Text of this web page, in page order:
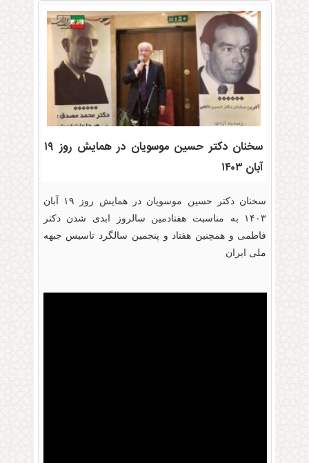
سخنان دکتر حسین موسویان در همایش روز ۱۹
آبان ۱۴۰۳
سخنان دکتر حسین موسویان در همایش روز ۱۹ آبان
۱۴۰۳ به مناسبت هفتادمین سالروز ابدی شدن دکتر
فاطمی و همچنین هفتاد و پنجمین سالگرد تاسیس جبهه
ملی ایران